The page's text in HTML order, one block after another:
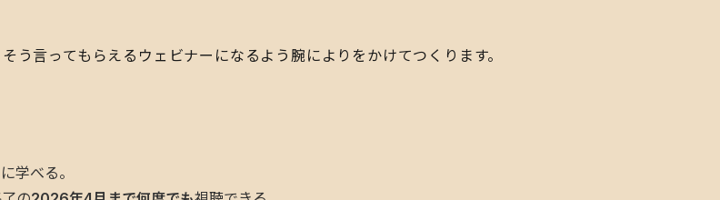
う言ってもらえるウェビナーになるよう腕によりをかけてつくります。
学べる。